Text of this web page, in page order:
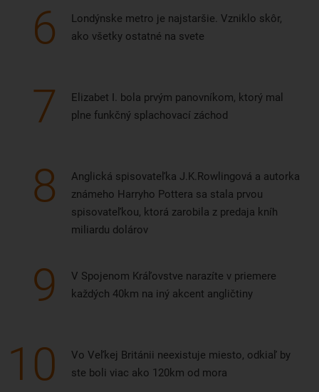
6
Londýnske metro je najstaršie. Vzniklo skôr,
ako všetky ostatné na svete
7
Elizabet I. bola prvým panovníkom, ktorý mal
plne funkčný splachovací záchod
8
Anglická spisovateľka J.K.Rowlingová a autorka
známeho Harryho Pottera sa stala prvou
spisovateľkou, ktorá zarobila z predaja kníh
miliardu dolárov
9
V Spojenom Kráľovstve narazíte v priemere
každých 40km na iný akcent angličtiny
10
Vo Veľkej Británii neexistuje miesto, odkiaľ by
ste boli viac ako 120km od mora